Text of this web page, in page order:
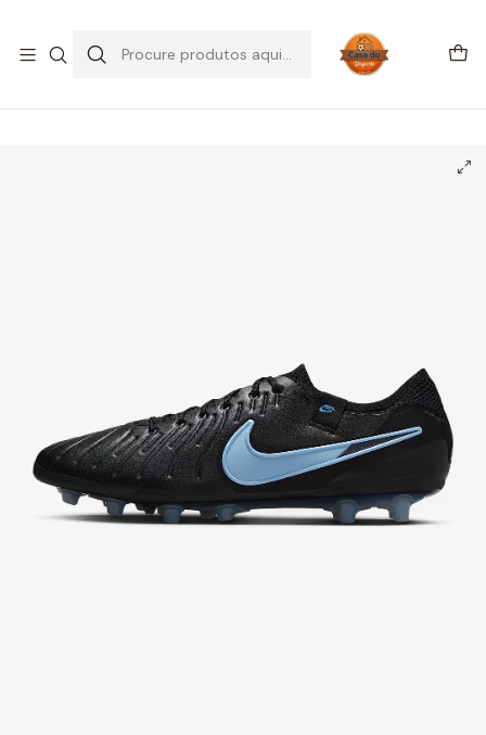
Início CHUTEIRAS
Chuteiras Relva Sintética | AG
Nike Tiempo Legend 10 Elite AG